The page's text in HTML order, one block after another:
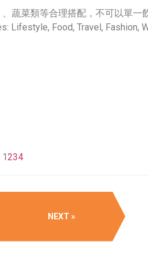
蔬菜類等合理搭配，不可以單一
1234
NEXT